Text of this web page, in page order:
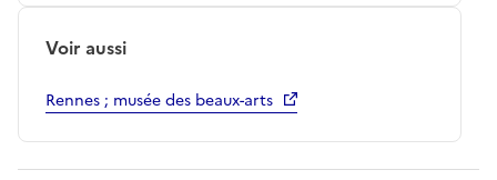
Voir aussi
Rennes ; musée des beaux-arts